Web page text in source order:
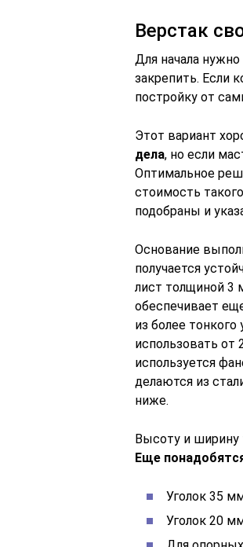
Верстак
Для начала
закрепить. Если
постройку от
Этот вариант
дела, но если
Оптимальное
стоимость
подобраны и
Основание
получается
лист толщиной 3
обеспечивает
из более
использовать от
используется
делаются из
ниже.
Высоту и ширину
Еще
Уголок 35
Уголок 20